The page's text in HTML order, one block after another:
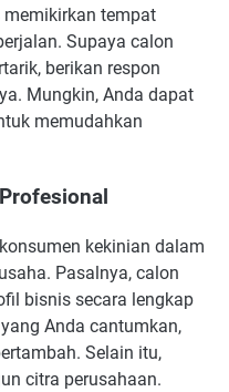
tempat
Supaya calon
berikan respon
Mungkin, Anda dapat
memudahkan
kekinian dalam
Pasalnya, calon
bisnis secara lengkap
Anda cantumkan,
Selain itu,
citra perusahaan.